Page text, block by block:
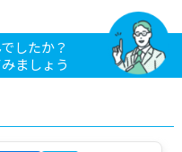
したか？
ましょう